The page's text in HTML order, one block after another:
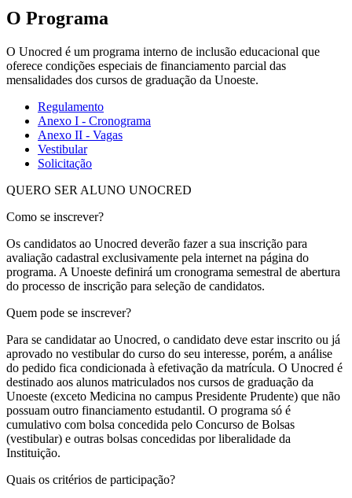
O Programa
O Unocred é um programa interno de inclusão educacional que
oferece condições especiais de financiamento parcial das
mensalidades dos cursos de graduação da Unoeste.
Regulamento
Anexo I - Cronograma
Anexo II - Vagas
Vestibular
Solicitação
QUERO SER ALUNO UNOCRED
Como se inscrever?
Os candidatos ao Unocred deverão fazer a sua inscrição para
avaliação cadastral exclusivamente pela internet na página do
programa. A Unoeste definirá um cronograma semestral de abertura
do processo de inscrição para seleção de candidatos.
Quem pode se inscrever?
Para se candidatar ao Unocred, o candidato deve estar inscrito ou já
aprovado no vestibular do curso do seu interesse, porém, a análise
do pedido fica condicionada à efetivação da matrícula. O Unocred é
destinado aos alunos matriculados nos cursos de graduação da
Unoeste (exceto Medicina no campus Presidente Prudente) que não
possuam outro financiamento estudantil. O programa só é
cumulativo com bolsa concedida pelo Concurso de Bolsas
(vestibular) e outras bolsas concedidas por liberalidade da
Instituição.
Quais os critérios de participação?